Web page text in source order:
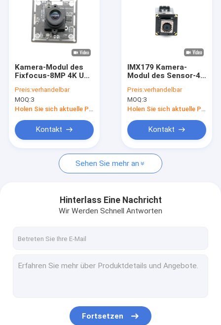
Videos
VR Show
Qualitätskontrolle
Kontakt
Soem-Kamera-Module
Globales Fensterladen-Kamera-Modul
Kamera-Modul des
Fixfocus-8MP 4K USB
IMX415 COMS
Preis:verhandelbar
MOQ:3
Holen Sie sich aktuelle Preis
Kontakt
IMX179 Kamera-
Modul des Sensor-4K
USB 3,0
Preis:verhandelbar
MOQ:3
Holen Sie sich aktuelle Preis
Kontakt
Sehen Sie mehr an
Hinterlass Eine Nachricht
Wir Werden Schnell Antworten
Fortsetzen